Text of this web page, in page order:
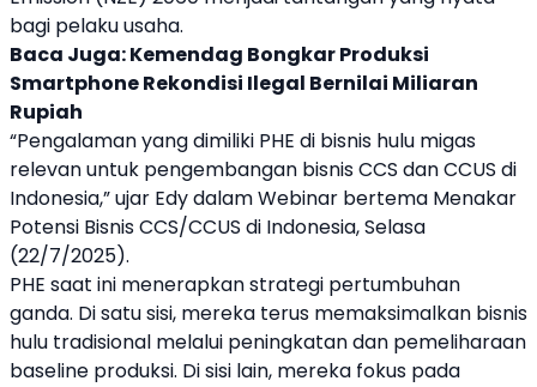
bagi pelaku usaha.
Baca Juga:Kemendag Bongkar Produksi
Smartphone Rekondisi Ilegal Bernilai Miliaran
Rupiah
“Pengalaman yang dimiliki PHE di bisnis hulu migas
relevan untuk pengembangan bisnisCCS danCCUS di
Indonesia,” ujar Edy dalam Webinar bertema Menakar
Potensi BisnisCCS/CCUS di Indonesia, Selasa
(22/7/2025).
PHE saat ini menerapkan strategi pertumbuhan
ganda. Di satu sisi, mereka terus memaksimalkan bisnis
hulu tradisional melalui peningkatan dan pemeliharaan
baseline produksi. Di sisi lain, mereka fokus pada